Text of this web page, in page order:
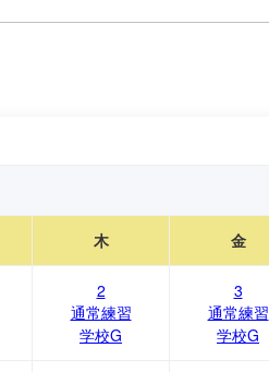
木 金
2
通常練習
学校G
3
通常練習
学校G